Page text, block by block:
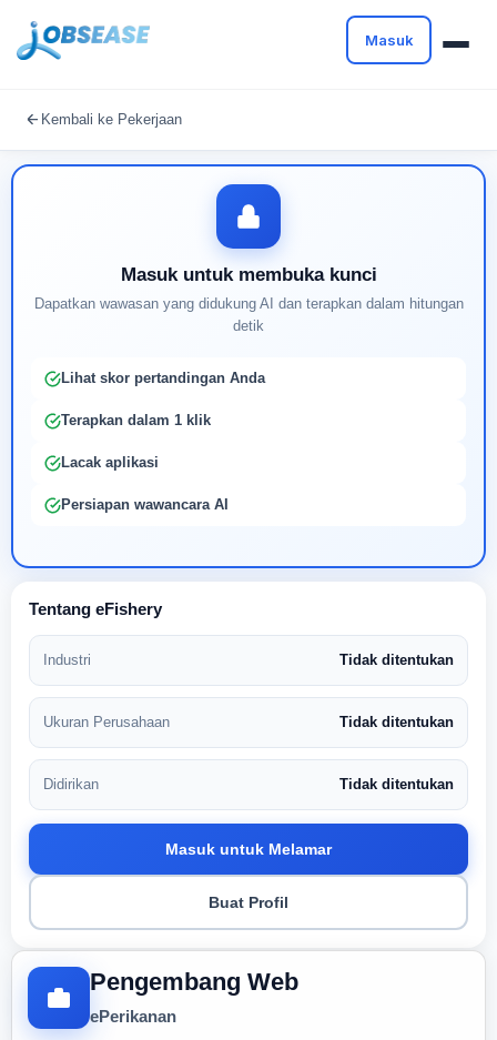
Masuk
Kembali ke Pekerjaan
Pengembang Web
ePerikanan
Masuk untuk membuka kunci
Dapatkan wawasan yang didukung AI dan terapkan dalam hitungan
detik
Lihat skor pertandingan Anda
Terapkan dalam 1 klik
Lacak aplikasi
Persiapan wawancara AI
Tentang eFishery
Industri Tidak ditentukan
Ukuran Perusahaan Tidak ditentukan
Didirikan Tidak ditentukan
Masuk untuk Melamar
Buat Profil
Buat profil Anda untuk membuka kunci pencocokan